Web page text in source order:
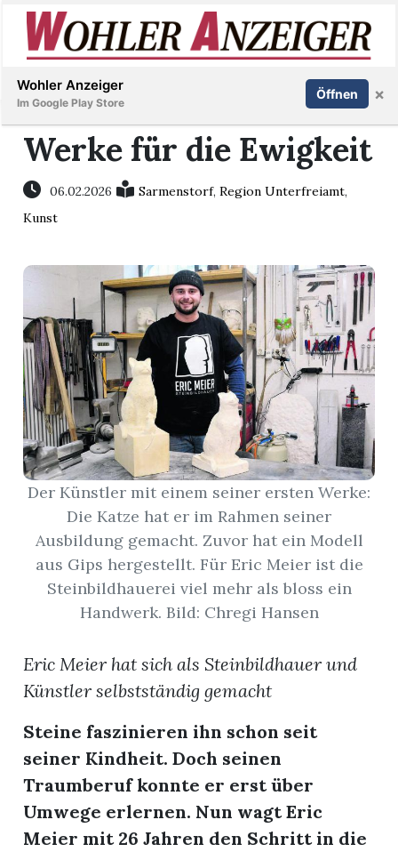
Immobilien
Stellen
E-
Paper
Newsletter
App
Inserieren Abonnieren Anmelden
Werke für die Ewigkeit
06.02.2026 Sarmenstorf,Region Unterfreiamt,
Kunst
Der Künstler mit einem seiner ersten Werke:
Die Katze hat er im Rahmen seiner
Ausbildung gemacht. Zuvor hat ein Modell
aus Gips hergestellt. Für Eric Meier ist die
Steinbildhauerei viel mehr als bloss ein
Handwerk. Bild: Chregi Hansen
Eric Meier hat sich als Steinbildhauer und
Künstler selbstständig gemacht
Steine faszinieren ihn schon seit
seiner Kindheit. Doch seinen
Traumberuf konnte er erst über
Umwege erlernen. Nun wagt Eric
Meier mit 26 Jahren den Schritt in die
Wohler Anzeiger
Im Google Play Store
Öffnen ×